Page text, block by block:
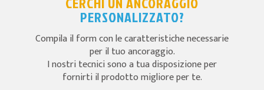
PERSONALIZZATO?
Compila il form con le caratteristiche necessarie
per il tuo ancoraggio.
I nostri tecnici sono a tua disposizione per
fornirti il prodotto migliore per te.